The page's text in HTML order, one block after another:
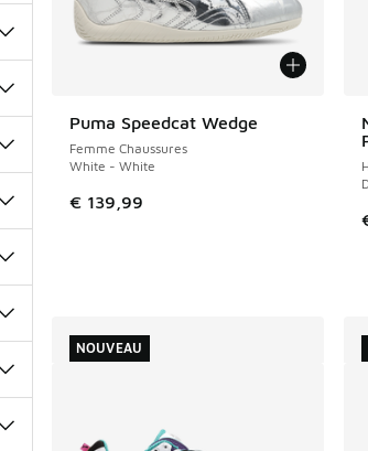
Puma Speedcat Wedge
Femme Chaussures
White - White
€ 139,99
NOUVEAU
NOUVEAU